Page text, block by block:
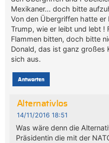
Mexikaner… doch bitte
Von den Übergriffen hatte
Trump, wie er leibt und lebt !
Flammen bitten, doch bitte
Donald, das ist ganz großes
sich aus.
Antworten
Alternativlos
14/11/2016 18:51
Was wäre denn die
Präsidentin die mit der